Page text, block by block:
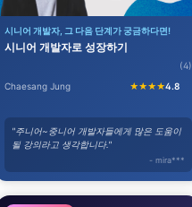
시니어 개발자, 그 다음 단계가 궁금하다면!
시니어 개발자로 성장하기
Chaesang Jung ★★★★4.8
(4)
"주니어~중니어 개발자들에게 많은 도움이
될 강의라고 생각합니다."
- mira***